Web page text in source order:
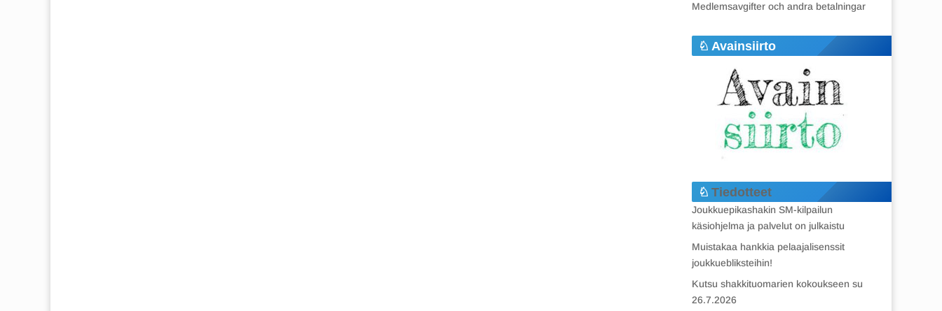
Medlemsavgifter och andra betalningar
Avainsiirto
Tiedotteet
Joukkuepikashakin SM-kilpailun
käsiohjelma ja palvelut on julkaistu
Muistakaa hankkia pelaajalisenssit
joukkuebliksteihin!
Kutsu shakkituomarien kokoukseen su
26.7.2026